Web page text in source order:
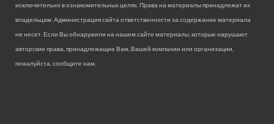
исключительно в ознакомительных целях. Права на материалы принадлежат их
владельцам. Администрация сайта ответственности за содержание материала
не несет. Если Вы обнаружили на нашем сайте материалы, которые нарушают
авторские права, принадлежащие Вам, Вашей компании или организации,
пожалуйста, сообщите нам.